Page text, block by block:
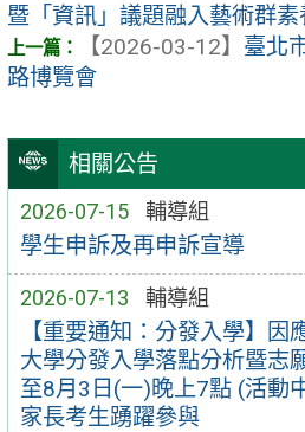
相關公告
2026-07-15 輔導組
學生申訴及再申訴宣導
2026-07-13 輔導組
【重要通知：分發入學】
大學分發入學落點分析暨志
至8月3日(一)晚上7點 (活動
家長考生踴躍參與
暨「資訊」議題融入藝術群
【2026-03-12】 臺北
路博覽會